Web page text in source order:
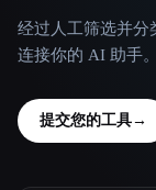
经过人工筛选并分
连接你的 AI 助手。
提交您的工具→